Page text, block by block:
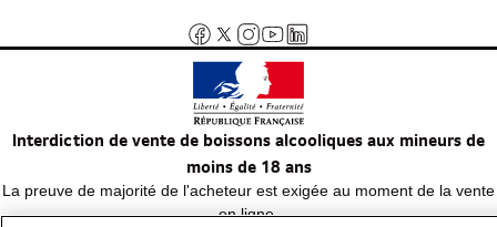
Interdiction de vente de boissons alcooliques aux mineurs de
moins de 18 ans
La preuve de majorité de l'acheteur est exigée au moment de la vente
en ligne.